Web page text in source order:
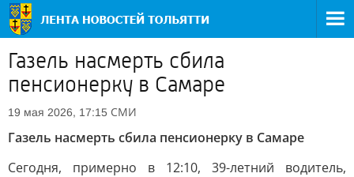
Газель насмерть сбила
пенсионерку в Самаре
19 мая 2026, 17:15 СМИ
Газель насмерть сбила пенсионерку в Самаре
Сегодня, примерно в 12:10, 39-летний водитель,